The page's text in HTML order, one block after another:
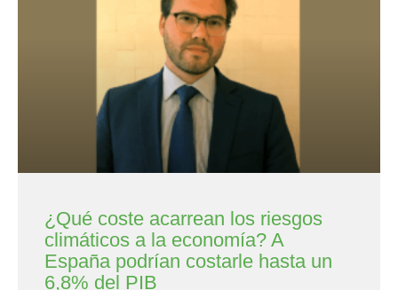
¿Qué coste acarrean los riesgos
climáticos a la economía? A
España podrían costarle hasta un
6,8% del PIB